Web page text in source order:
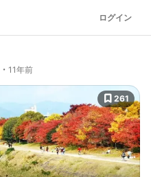
ログイン
11年前
261